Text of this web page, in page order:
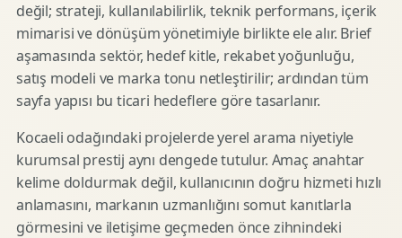
değil; strateji, kullanılabilirlik, teknik performans, içerik
mimarisi ve dönüşüm yönetimiyle birlikte ele alır. Brief
aşamasında sektör, hedef kitle, rekabet yoğunluğu,
satış modeli ve marka tonu netleştirilir; ardından tüm
sayfa yapısı bu ticari hedeflere göre tasarlanır.
Kocaeli odağındaki projelerde yerel arama niyetiyle
kurumsal prestij aynı dengede tutulur. Amaç anahtar
kelime doldurmak değil, kullanıcının doğru hizmeti hızlı
anlamasını, markanın uzmanlığını somut kanıtlarla
görmesini ve iletişime geçmeden önce zihnindeki